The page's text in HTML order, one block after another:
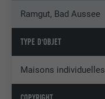
Ramgut, Bad Aussee
TYPE D'OBJET
Maisons individuelles